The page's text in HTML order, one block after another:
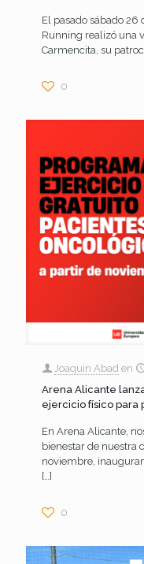
El pasado sábado 26
Running realizó una
Carmencita, su
0
Joaquin Abad en
Arena Alicante
ejercicio físico para
En Arena Alicante,
bienestar de nuestra
noviembre,
[…]
0